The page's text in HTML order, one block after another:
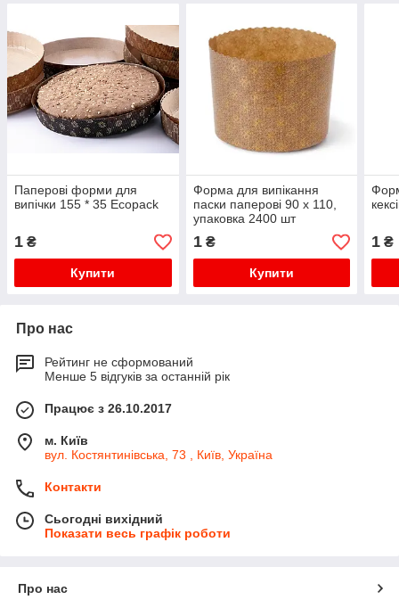
Паперові форми для
випічки 155 * 35 Ecopack
1 ₴
Купити
Форма для випікання
паски паперові 90 х 110,
упаковка 2400 шт
1₴
Купити
1 ₴
Про нас
Рейтинг не сформований
Менше 5 відгуків за останній рік
Працює з 26.10.2017
м. Київ
вул. Костянтинівська, 73 , Київ, Україна
Контакти
Сьогодні вихідний
Показати весь графік роботи
Про нас